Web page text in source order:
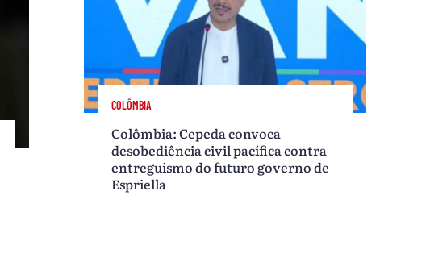
COLÔMBIA
Colômbia: Cepeda convoca
desobediência civil pacífica contra
entreguismo do futuro governo de
Espriella